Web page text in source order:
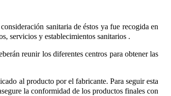
sanitaria de éstos ya fue recogida en
servicios y establecimientos sanitarios .
reunir los diferentes centros para obtener las
al producto por el fabricante. Para seguir esta
la conformidad de los productos finales con